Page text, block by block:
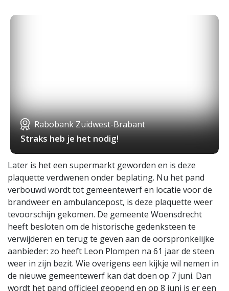
Rabobank Zuidwest-Brabant
Straks heb je het nodig!
Later is het een supermarkt geworden en is deze
plaquette verdwenen onder beplating. Nu het pand
verbouwd wordt tot gemeentewerf en locatie voor de
brandweer en ambulancepost, is deze plaquette weer
tevoorschijn gekomen. De gemeente Woensdrecht
heeft besloten om de historische gedenksteen te
verwijderen en terug te geven aan de oorspronkelijke
aanbieder: zo heeft Leon Plompen na 61 jaar de steen
weer in zijn bezit. Wie overigens een kijkje wil nemen in
de nieuwe gemeentewerf kan dat doen op 7 juni. Dan
wordt het pand officieel geopend en op 8 juni is er een